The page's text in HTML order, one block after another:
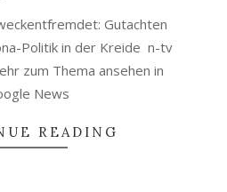
Gutachten
Politik in der Kreide n-tv
zum Thema ansehen in
News
READING